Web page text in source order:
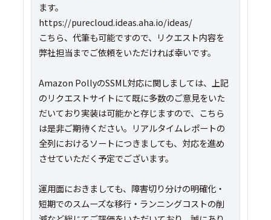
ます。
https://purecloud.ideas.aha.io/ideas/
こちら、代筆も可能ですので、リクエスト内容を
弊社担当までご依頼をいただければ幸いです。
Amazon PollyのSSML対応に関しましては、上記
のリクエストサイトにて既に多数のご意見をいた
だいており実装は可能かと存じますので、こちら
は是非ご期待ください。リアルタイムレポートの
全列におけるソートにつきましても、対応を進め
させていただく予定でございます。
運用面におきましても、障害切り分けの明確化・
短期でのスムーズな移行・ランニングコストの削